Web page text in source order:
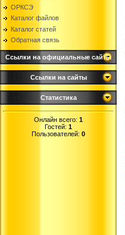
ОРКСЭ
Каталог файлов
Каталог статей
Обратная связь
Ссылки на официальные сайты
Ссылки на сайты
Статистика
Онлайн всего: 1
Гостей: 1
Пользователей: 0